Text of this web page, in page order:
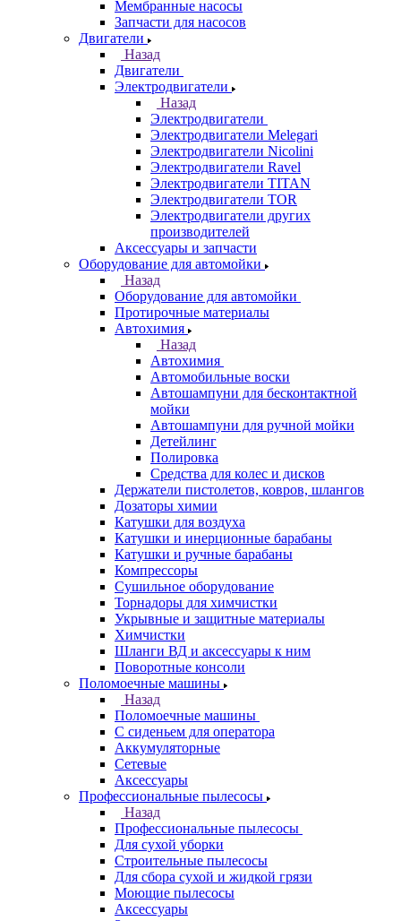
Мембранные насосы
Запчасти для насосов
Двигатели
Назад
Двигатели
Электродвигатели
Назад
Электродвигатели
Электродвигатели Melegari
Электродвигатели Nicolini
Электродвигатели Ravel
Электродвигатели TITAN
Электродвигатели TOR
Электродвигатели других
производителей
Аксессуары и запчасти
Оборудование для автомойки
Назад
Оборудование для автомойки
Протирочные материалы
Автохимия
Назад
Автохимия
Автомобильные воски
Автошампуни для бесконтактной
мойки
Автошампуни для ручной мойки
Детейлинг
Полировка
Средства для колес и дисков
Держатели пистолетов, ковров, шлангов
Дозаторы химии
Катушки для воздуха
Катушки и инерционные барабаны
Катушки и ручные барабаны
Компрессоры
Сушильное оборудование
Торнадоры для химчистки
Укрывные и защитные материалы
Химчистки
Шланги ВД и аксессуары к ним
Поворотные консоли
Поломоечные машины
Назад
Поломоечные машины
С сиденьем для оператора
Аккумуляторные
Сетевые
Аксессуары
Профессиональные пылесосы
Назад
Профессиональные пылесосы
Для сухой уборки
Строительные пылесосы
Для сбора сухой и жидкой грязи
Моющие пылесосы
Аксессуары